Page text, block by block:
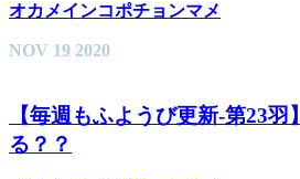
オカメインコポチョンマメ
NOV 19 2020
【毎週もふようび更新-第23
る？？